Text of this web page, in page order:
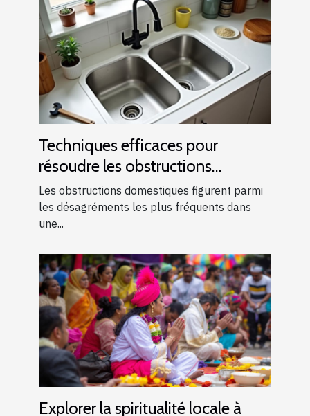
Techniques efficaces pour
résoudre les obstructions
domestiques courantes
Les obstructions domestiques figurent parmi
les désagréments les plus fréquents dans
une...
Explorer la spiritualité locale à